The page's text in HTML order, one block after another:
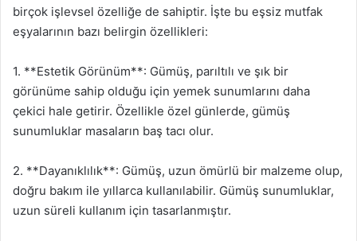
birçok işlevsel özelliğe de sahiptir. İşte bu eşsiz mutfak
eşyalarının bazı belirgin özellikleri:
1. **Estetik Görünüm**: Gümüş, parıltılı ve şık bir
görünüme sahip olduğu için yemek sunumlarını daha
çekici hale getirir. Özellikle özel günlerde, gümüş
sunumluklar masaların baş tacı olur.
2. **Dayanıklılık**: Gümüş, uzun ömürlü bir malzeme olup,
doğru bakım ile yıllarca kullanılabilir. Gümüş sunumluklar,
uzun süreli kullanım için tasarlanmıştır.